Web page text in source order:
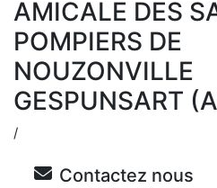
AMICALE DES
POMPIERS DE
NOUZONVILLE
GESPUNSART
/
Contactez nous